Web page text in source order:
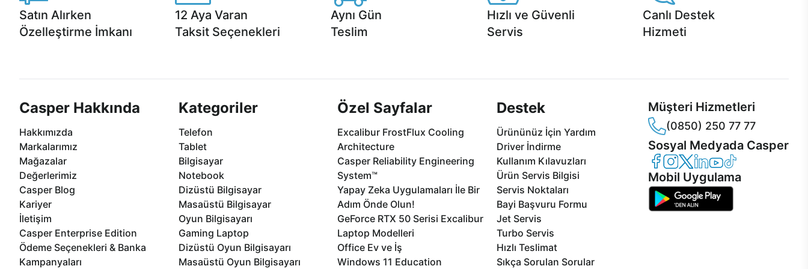
Satın Alırken
Özelleştirme İmkanı
12 Aya Varan
Taksit Seçenekleri
Aynı Gün
Teslim
Hızlı ve Güvenli
Servis
Canlı Destek
Hizmeti
Casper Hakkında
Hakkımızda
Markalarımız
Mağazalar
Değerlerimiz
Casper Blog
Kariyer
İletişim
Casper Enterprise Edition
Ödeme Seçenekleri & Banka
Kampanyaları
Kategoriler
Telefon
Tablet
Bilgisayar
Notebook
Dizüstü Bilgisayar
Masaüstü Bilgisayar
Oyun Bilgisayarı
Gaming Laptop
Dizüstü Oyun Bilgisayarı
Masaüstü Oyun Bilgisayarı
Özel Sayfalar
Excalibur FrostFlux Cooling
Architecture
Casper Reliability Engineering
System™
Yapay Zeka Uygulamaları İle Bir
Adım Önde Olun!
GeForce RTX 50 Serisi Excalibur
Laptop Modelleri
Office Ev ve İş
Windows 11 Education
Destek
Ürününüz İçin Yardım
Driver İndirme
Kullanım Kılavuzları
Ürün Servis Bilgisi
Servis Noktaları
Bayi Başvuru Formu
Jet Servis
Turbo Servis
Hızlı Teslimat
Sıkça Sorulan Sorular
Müşteri Hizmetleri
(0850) 250 77 77
Sosyal Medyada Casper
Casper Facebook
Casper Instagram
Casper Twitter
Casper LinkedIn
Casper YouTube
Casper TikTok
Mobil Uygulama